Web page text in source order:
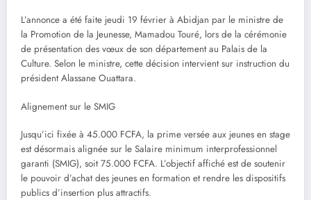
L’annonce a été faite jeudi 19 février à Abidjan par le ministre de
la Promotion de la Jeunesse, Mamadou Touré, lors de la cérémonie
de présentation des vœux de son département au Palais de la
Culture. Selon le ministre, cette décision intervient sur instruction du
président Alassane Ouattara.
Alignement sur le SMIG
Jusqu’ici fixée à 45.000 FCFA, la prime versée aux jeunes en stage
est désormais alignée sur le Salaire minimum interprofessionnel
garanti (SMIG), soit 75.000 FCFA. L’objectif affiché est de soutenir
le pouvoir d’achat des jeunes en formation et rendre les dispositifs
publics d’insertion plus attractifs.